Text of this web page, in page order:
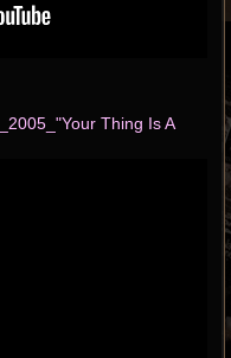
_2005_"Your Thing Is A